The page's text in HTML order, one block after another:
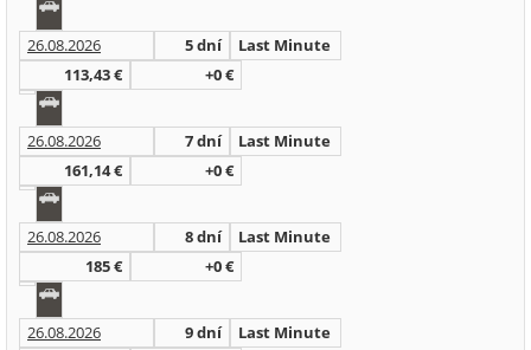
26.08.2026 5 dní
Last Minute
113,43 €
+0 €
26.08.2026 7 dní
Last Minute
161,14 €
+0 €
26.08.2026 8 dní
Last Minute
185 €
+0 €
26.08.2026 9 dní
Last Minute